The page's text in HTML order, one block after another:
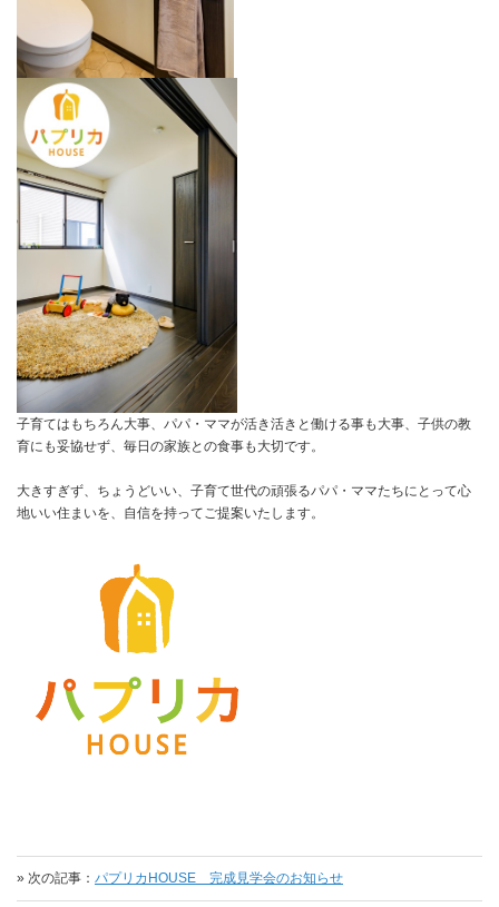
子育てはもちろん大事、パパ・ママが活き活きと働ける事も大事、子供の教
育にも妥協せず、毎日の家族との食事も大切です。
大きすぎず、ちょうどいい、子育て世代の頑張るパパ・ママたちにとって心
地いい住まいを、自信を持ってご提案いたします。
» 次の記事： パプリカHOUSE 完成見学会のお知らせ